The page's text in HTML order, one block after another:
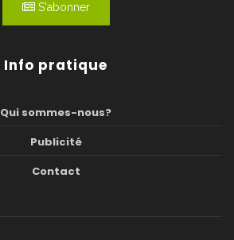
S'abonner
Info pratique
Qui sommes-nous?
Publicité
Contact